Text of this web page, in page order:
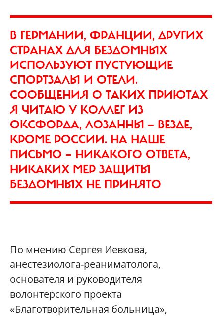
В ГЕРМАНИИ, ФРАНЦИИ, ДРУГИХ
СТРАНАХ ДЛЯ БЕЗДОМНЫХ
ИСПОЛЬЗУЮТ ПУСТУЮЩИЕ
СПОРТЗАЛЫ И ОТЕЛИ.
СООБЩЕНИЯ О ТАКИХ ПРИЮТАХ
Я ЧИТАЮ У КОЛЛЕГ ИЗ
ОКСФОРДА, ЛОЗАННЫ — ВЕЗДЕ,
КРОМЕ РОССИИ. НА НАШЕ
ПИСЬМО — НИКАКОГО ОТВЕТА,
НИКАКИХ МЕР ЗАЩИТЫ
БЕЗДОМНЫХ НЕ ПРИНЯТО
По мнению Сергея Иевкова,
анестезиолога-реаниматолога,
основателя и руководителя
волонтерского проекта
«Благотворительная больница»,